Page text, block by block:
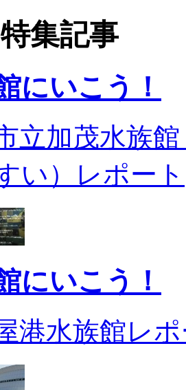
集記事
にいこう！
立加茂水族
い）レポート
にいこう！
港水族館レ